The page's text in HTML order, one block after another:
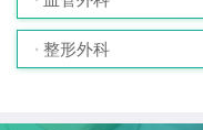
整形外科